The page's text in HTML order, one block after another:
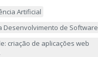
Artificial
Desenvolvimento de Software
criação de aplicações web